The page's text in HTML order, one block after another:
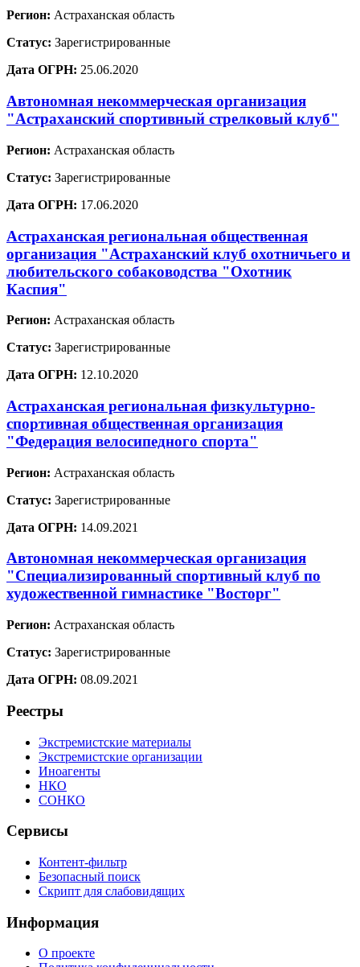
Регион: Астраханская область
Статус: Зарегистрированные
Дата ОГРН: 25.06.2020
Автономная некоммерческая организация
"Астраханский спортивный стрелковый клуб"
Регион: Астраханская область
Статус: Зарегистрированные
Дата ОГРН: 17.06.2020
Астраханская региональная общественная
организация "Астраханский клуб охотничьего и
любительского собаководства "Охотник
Каспия"
Регион: Астраханская область
Статус: Зарегистрированные
Дата ОГРН: 12.10.2020
Астраханская региональная физкультурно-
спортивная общественная организация
"Федерация велосипедного спорта"
Регион: Астраханская область
Статус: Зарегистрированные
Дата ОГРН: 14.09.2021
Автономная некоммерческая организация
"Специализированный спортивный клуб по
художественной гимнастике "Восторг"
Регион: Астраханская область
Статус: Зарегистрированные
Дата ОГРН: 08.09.2021
Реестры
Экстремистские материалы
Экстремистские организации
Иноагенты
НКО
СОНКО
Сервисы
Контент-фильтр
Безопасный поиск
Скрипт для слабовидящих
Информация
О проекте